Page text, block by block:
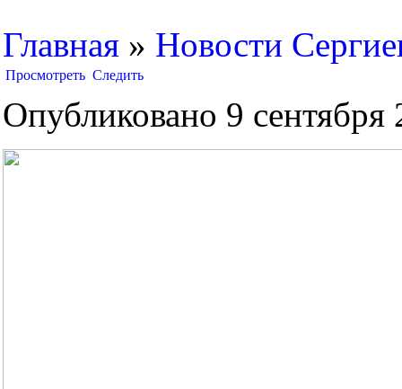
Главная » Новости
Просмотреть Следить
Опубликовано 9 сентября